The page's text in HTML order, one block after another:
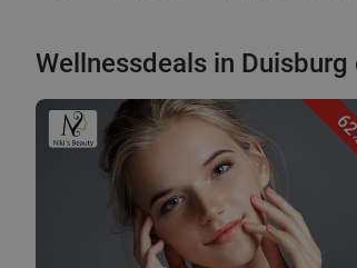
Wellnessdeals in